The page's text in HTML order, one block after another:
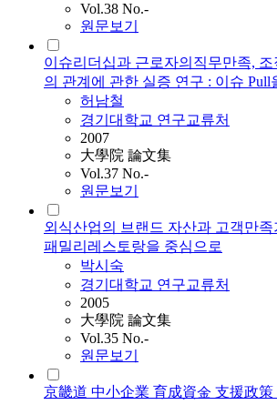
Vol.38 No.-
원문보기
이슈리더십과 근로자의직무만족,
의 관계에 관한 실증 연구 : 이슈 Pull
허남철
경기대학교 연구교류처
2007
大學院 論文集
Vol.37 No.-
원문보기
외식산업의 브랜드 자산과 고객만
패밀리레스토랑을 중심으로
박시숙
경기대학교 연구교류처
2005
大學院 論文集
Vol.35 No.-
원문보기
京畿道 中小企業 育成資金 支援政